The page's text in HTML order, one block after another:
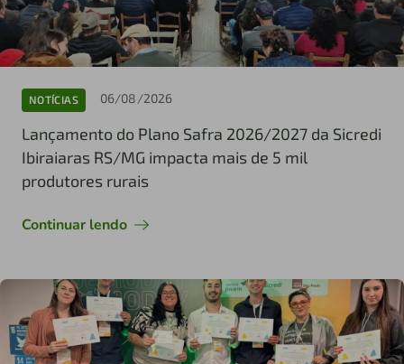
NOTÍCIAS 06/08/2026
Lançamento do Plano Safra 2026/2027 da Sicredi
Ibiraiaras RS/MG impacta mais de 5 mil
produtores rurais
Continuar lendo